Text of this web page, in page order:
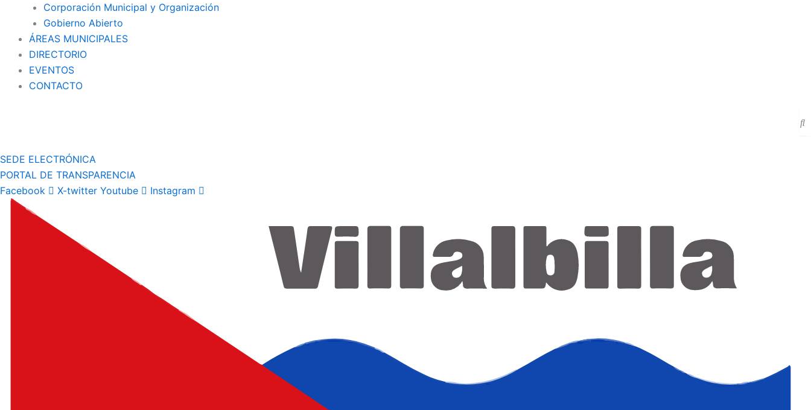
Corporación Municipal y Organización
Gobierno Abierto
ÁREAS MUNICIPALES
DIRECTORIO
EVENTOS
CONTACTO
SEDE ELECTRÓNICA
PORTAL DE TRANSPARENCIA
Facebook
X-twitter Youtube Instagram